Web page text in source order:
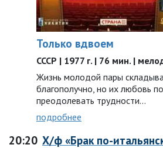
Только вдвоем
СССР | 1977 г. | 76 мин. |
Жизнь молодой пары
благополучно, но их любовь
преодолевать трудности…
подробнее
20:20 Х/ф «Брак по-